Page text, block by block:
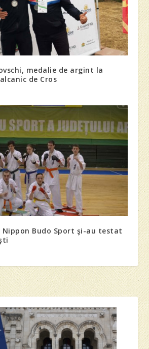
medalie de argint la
de Cros
Budo Sport şi-au testat